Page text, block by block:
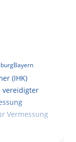
Bayern
(IHK)
vereidigter
Vermessung